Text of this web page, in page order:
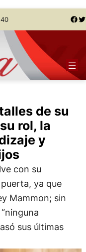
Facebook Twitter
de su
rol, la
y
con su
ya que
Mammon; sin
sus últimas